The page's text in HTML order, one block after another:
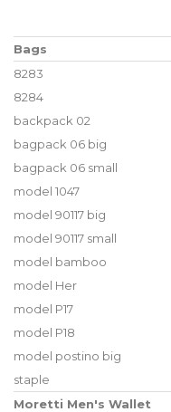
Bags
8283
8284
backpack 02
bagpack 06 big
bagpack 06 small
model 1047
model 90117 big
model 90117 small
model bamboo
model Her
model P17
model P18
model postino big
staple
Moretti Men's Wallet